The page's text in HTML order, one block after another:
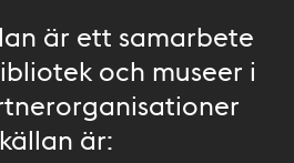
är ett samarbete
och museer i
är: